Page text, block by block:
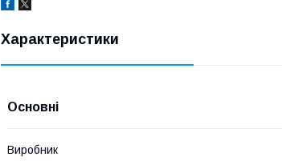
Характеристики
Основні
Виробник